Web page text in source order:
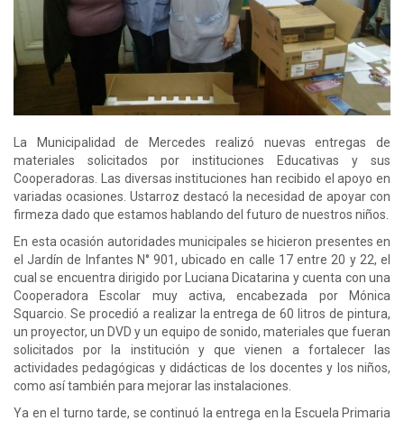
La Municipalidad de Mercedes realizó nuevas entregas de
materiales solicitados por instituciones Educativas y sus
Cooperadoras. Las diversas instituciones han recibido el apoyo en
variadas ocasiones. Ustarroz destacó la necesidad de apoyar con
firmeza dado que estamos hablando del futuro de nuestros niños.
En esta ocasión autoridades municipales se hicieron presentes en
el Jardín de Infantes N° 901, ubicado en calle 17 entre 20 y 22, el
cual se encuentra dirigido por Luciana Dicatarina y cuenta con una
Cooperadora Escolar muy activa, encabezada por Mónica
Squarcio. Se procedió a realizar la entrega de 60 litros de pintura,
un proyector, un DVD y un equipo de sonido, materiales que fueran
solicitados por la institución y que vienen a fortalecer las
actividades pedagógicas y didácticas de los docentes y los niños,
como así también para mejorar las instalaciones.
Ya en el turno tarde, se continuó la entrega en la Escuela Primaria